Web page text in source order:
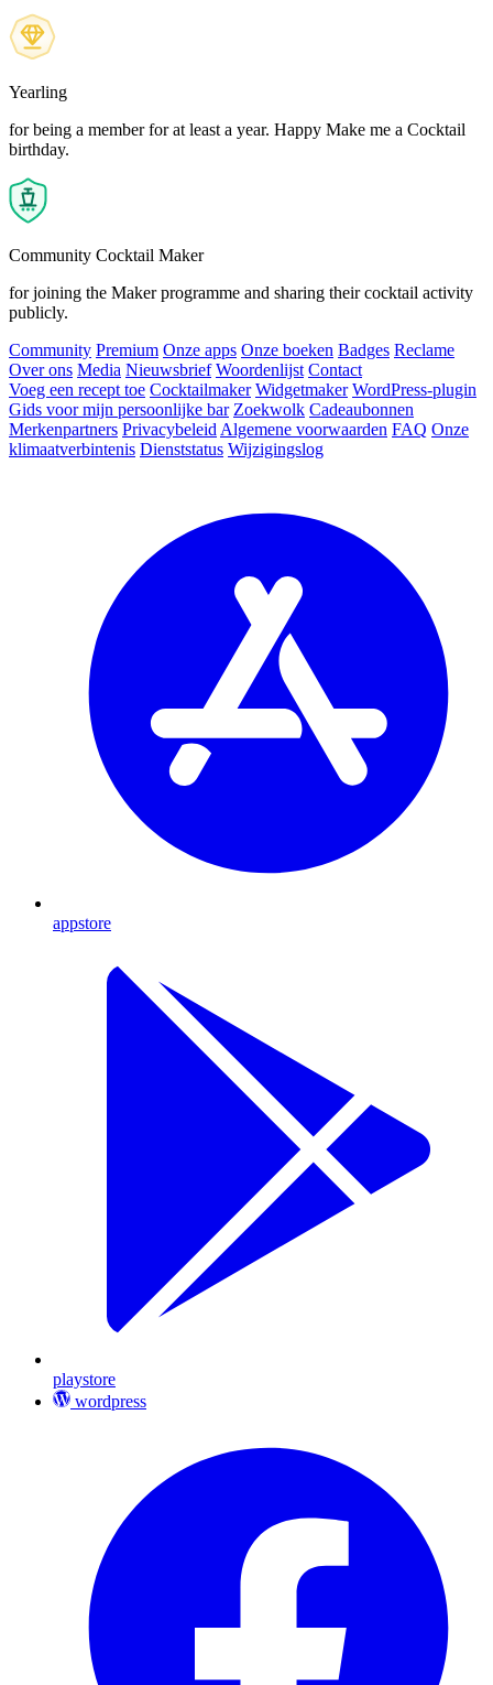
Yearling
for being a member for at least a year. Happy Make me a Cocktail
birthday.
Community Cocktail Maker
for joining the Maker programme and sharing their cocktail activity
publicly.
Community Premium Onze apps Onze boeken Badges Reclame
Over ons Media Nieuwsbrief Woordenlijst Contact
Voeg een recept toe Cocktailmaker Widgetmaker WordPress-plugin
Gids voor mijn persoonlijke bar Zoekwolk Cadeaubonnen
Merkenpartners Privacybeleid Algemene voorwaarden FAQ Onze
klimaatverbintenis Dienststatus Wijzigingslog
appstore
playstore
wordpress